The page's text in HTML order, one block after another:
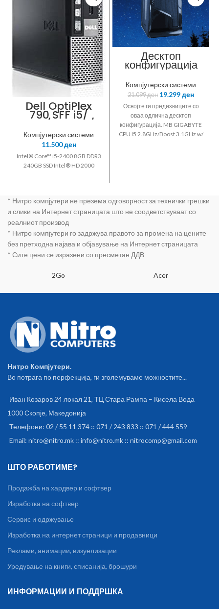
Dell OptiPlex
790 SFF i5/
8GB/ 240GB/
W10
Компјутерски системи
11.500ден
Intel® Core™ i5-2400 8GB DDR3
240GB SSD Intel® HD 2000
Десктоп
конфигурација
N-CYGNUS G1
Компјутерски системи
21.099ден 19.299ден
Освојте ги предизвиците со
оваа одлична десктоп
конфигурација. MB GIGABYTE
CPU I5 2.8GHz/Boost 3.1GHz w/
* Нитро компјутери не презема одговорност за технички грешки
и слики на Интернет страницата што не соодветствуваат со
реалниот производ
* Нитро компјутери го задржува правото за промена на цените
без претходна најава и објавување на Интернет страницата
* Сите цени се изразени со пресметан ДДВ
2Go Acer
Нитро Компјутери.
Во потрага по перфекција, ги зголемуваме можностите...
Иван Козаров 24 локал 21, ТЦ Стара Рампа – Кисела Вода
1000 Скопје, Македонија
Телефони: 02 / 55 11 374 :: 071 / 243 833 :: 071 / 444 559
Email: nitro@nitro.mk :: info@nitro.mk :: nitrocomp@gmail.com
ШТО РАБОТИМЕ?
Продажба на хардвер и софтвер
Изработка на софтвер
Сервис и одржување
Изработка на интернет страници и продавници
Реклами, анимации, визуелизации
Уредување на книги, списанија, брошури
ИНФОРМАЦИИ И ПОДДРШКА